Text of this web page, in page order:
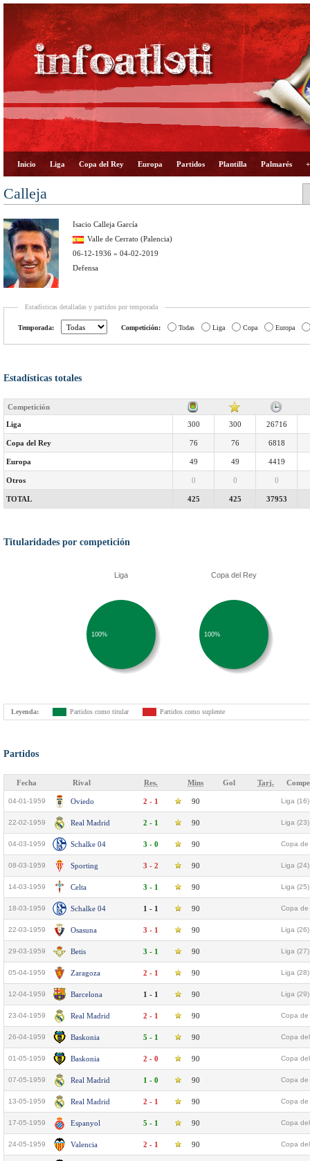
Inicio Liga Copa del Rey Europa Partidos Plantilla Palmarés
Calleja
Isacio Calleja García
Valle de Cerrato (Palencia)
06-12-1936 » 04-02-2019
Defensa
Estadísticas detalladas y partidos por temporada
Temporada: Competición: Todas Liga Copa Europa
Estadísticas totales
Competición
Liga 300 300 26716
Copa del Rey 76 76 6818
Europa 49 49 4419
Otros 0 0 0
TOTAL 425 425 37953
Titularidades por competición
Liga
100%
Copa del Rey
100%
Leyenda: Partidos como titular Partidos como suplente
Partidos
Fecha Rival Res. Mins Gol Tarj.
04-01-1959 Oviedo 2 - 1 90 Liga (16)
22-02-1959 Real Madrid 2 - 1 90 Liga (23)
04-03-1959 Schalke 04 3 - 0 90 Copa de
08-03-1959 Sporting 3 - 2 90 Liga (24)
14-03-1959 Celta 3 - 1 90 Liga (25)
18-03-1959 Schalke 04 1 - 1 90 Copa de
22-03-1959 Osasuna 3 - 1 90 Liga (26)
29-03-1959 Betis 3 - 1 90 Liga (27)
05-04-1959 Zaragoza 2 - 1 90 Liga (28)
12-04-1959 Barcelona 1 - 1 90 Liga (29)
23-04-1959 Real Madrid 2 - 1 90 Copa de
26-04-1959 Baskonia 5 - 1 90 Copa
01-05-1959 Baskonia 2 - 0 90 Copa
07-05-1959 Real Madrid 1 - 0 90 Copa de
13-05-1959 Real Madrid 2 - 1 90 Copa de
17-05-1959 Espanyol 5 - 1 90 Copa
24-05-1959 Valencia 2 - 1 90 Copa